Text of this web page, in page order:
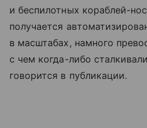
и беспилотных кораблей-
получается
в масштабах, намного
с чем когда-либо
говорится в публикации.